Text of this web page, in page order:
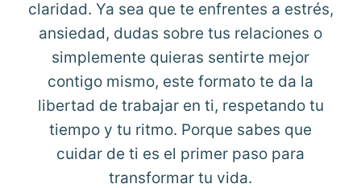
claridad. Ya sea que te enfrentes a estrés,
ansiedad, dudas sobre tus relaciones o
simplemente quieras sentirte mejor
contigo mismo, este formato te da la
libertad de trabajar en ti, respetando tu
tiempo y tu ritmo. Porque sabes que
cuidar de ti es el primer paso para
transformar tu vida.